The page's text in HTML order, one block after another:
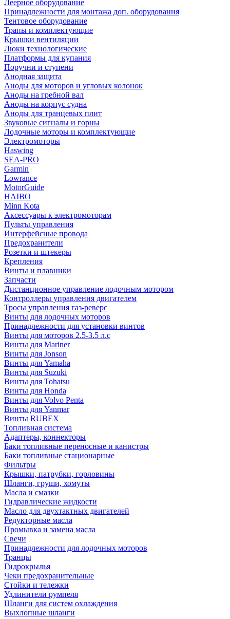
Леерное оборудование
Принадлежности для монтажа доп. оборудования
Тентовое оборудование
Трапы и комплектующие
Крышки вентиляции
Люки технологические
Платформы для купания
Поручни и ступени
Анодная защита
Аноды для моторов и угловых колонок
Аноды на гребной вал
Аноды на корпус судна
Аноды для транцевых плит
Звуковые сигналы и горны
Лодочные моторы и комплектующие
Электромоторы
Haswing
SEA-PRO
Garmin
Lowrance
MotorGuide
HAIBO
Minn Kota
Аксессуары к электромоторам
Пульты управления
Интерфейсные провода
Предохранители
Розетки и штекеры
Крепления
Винты и плавники
Запчасти
Дистанционное управление лодочным мотором
Контроллеры управления двигателем
Тросы управления газ-реверс
Винты для лодочных моторов
Принадлежности для установки винтов
Винты для моторов 2.5-3.5 л.с
Винты для Mariner
Винты для Jonson
Винты для Yamaha
Винты для Suzuki
Винты для Tohatsu
Винты для Honda
Винты для Volvo Penta
Винты для Yanmar
Винты RUBEX
Топливная система
Адаптеры, коннекторы
Баки топливные переносные и канистры
Баки топливные стационарные
Фильтры
Крышки, патрубки, горловины
Шланги, груши, хомуты
Масла и смазки
Гидравлические жидкости
Масло для двухтактных двигателей
Редукторные масла
Промывка и замена масла
Свечи
Принадлежности для лодочных моторов
Транцы
Гидрокрылья
Чеки предохранительные
Стойки и тележки
Удлинители румпеля
Шланги для систем охлаждения
Выхлопные шланги